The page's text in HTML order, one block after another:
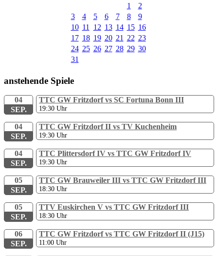
1
2
3
4 5 6 7 8
9
10 11 12 13 14 15 16
17 18 19 20 21 22 23
24 25 26 27 28 29 30
31
anstehende Spiele
04
SEP.
TTC GW Fritzdorf vs SC Fortuna Bonn III
19:30 Uhr
04
SEP.
TTC GW Fritzdorf II vs TV Kuchenheim
19:30 Uhr
04
SEP.
TTC Plittersdorf IV vs TTC GW Fritzdorf IV
19:30 Uhr
05
SEP.
TTC GW Brauweiler III vs TTC GW Fritzdorf III
18:30 Uhr
05
SEP.
TTV Euskirchen V vs TTC GW Fritzdorf III
18:30 Uhr
06
SEP.
TTC GW Fritzdorf vs TTC GW Fritzdorf II (J15)
11:00 Uhr